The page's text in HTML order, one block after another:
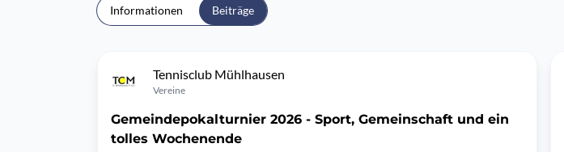
Informationen Beiträge
Tennisclub Mühlhausen
Vereine
Gemeindepokalturnier 2026 - Sport, Gemeinschaft und ein
tolles Wochenende